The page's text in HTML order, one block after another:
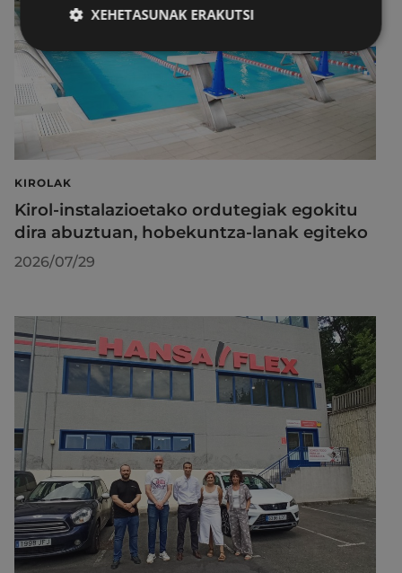
KIROLAK
Kirol-instalazioetako ordutegiak egokitu
dira abuztuan, hobekuntza-lanak egiteko
2026/07/29
XEHETASUNAK ERAKUTSI